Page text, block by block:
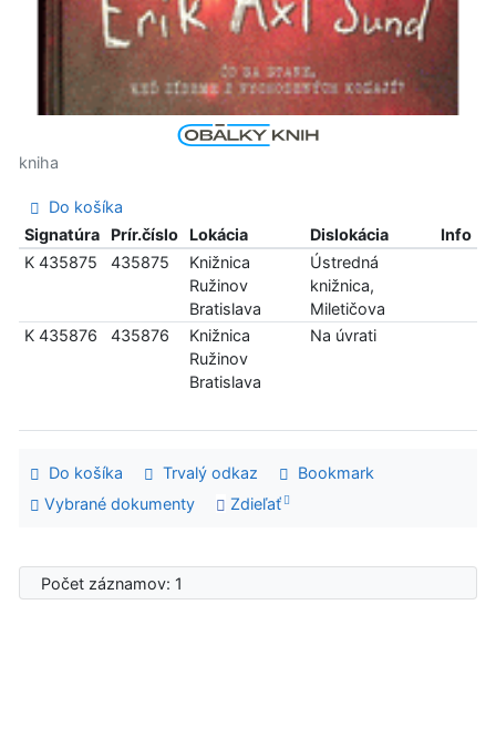
kniha
Do košíka
Signatúra
Prír.číslo Lokácia Dislokácia
Info
K 435875
435875
Knižnica
Ružinov
Bratislava
Ústredná
knižnica,
Miletičova
K 435876
435876
Knižnica
Ružinov
Bratislava
Na úvrati
Do košíka Trvalý odkaz
Bookmark
Vybrané dokumenty
Zdieľať
Počet záznamov: 1